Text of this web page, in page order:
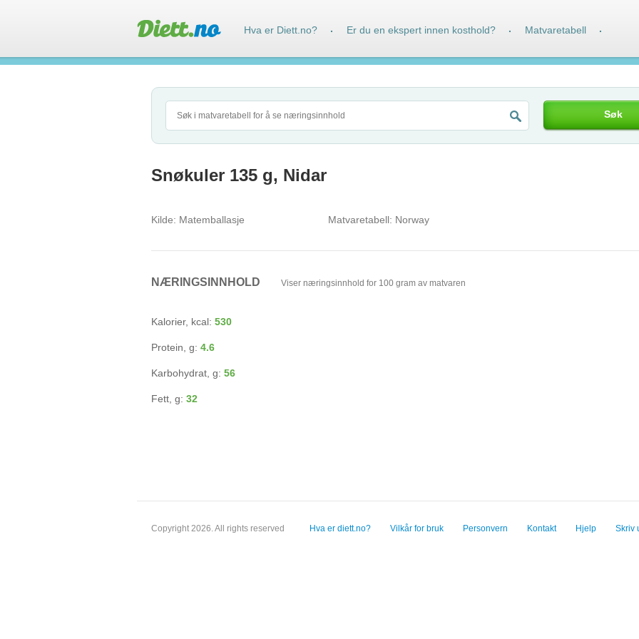
Søk
Snøkuler 135 g, Nidar
Kilde: Matemballasje Matvaretabell: Norway
NÆRINGSINNHOLD Viser næringsinnhold for 100 gram av matvaren
Kalorier, kcal: 530
Protein, g: 4.6
Karbohydrat, g: 56
Fett, g: 32
Copyright 2026. All rights reserved Hva er diett.no? Vilkår for bruk Personvern Kontakt Hjelp Skriv
Hva er Diett.no? · Er du en ekspert innen kosthold? · Matvaretabell ·